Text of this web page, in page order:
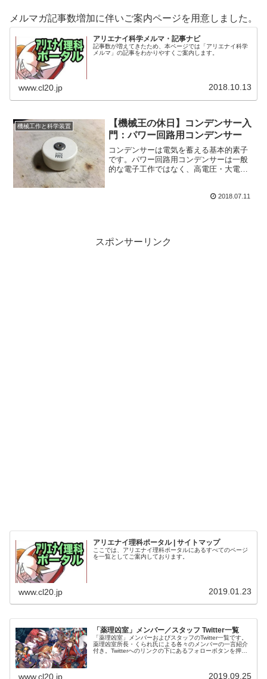
メルマガ記事数増加に伴いご案内ページを用意しました。
アリエナイ科学メルマ・記事ナビ
記事数が増えてきたため、本ページでは「アリエナイ科学
メルマ」の記事をわかりやすくご案内します。
www.cl20.jp 2018.10.13
機械工作と科学装置
【機械王の休日】コンデンサー入
門：パワー回路用コンデンサー
コンデンサーは電気を蓄える基本的素子
です。パワー回路用コンデンサーは一般
的な電子工作ではなく、高電圧・大電流
と言われ、使う部品も特殊です。2018.07.11
スポンサーリンク
アリエナイ理科ポータル | サイトマップ
ここでは、アリエナイ理科ポータルにあるすべてのページ
を一覧としてご案内しております。
www.cl20.jp 2019.01.23
「薬理凶室」メンバー／スタッフ Twitter一覧
「薬理凶室」メンバーおよびスタッフのTwitter一覧です。
薬理凶室所長・くられ氏による各々のメンバーの一言紹介
付き。Twitterへのリンクの下にあるフォローボタンを押す
www.cl20.jp 2019.09.25